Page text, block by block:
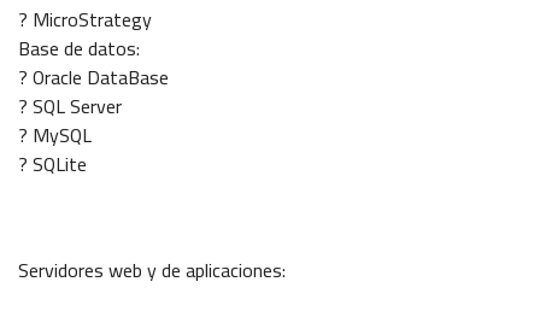
? MicroStrategy
Base de datos:
? Oracle DataBase
? SQL Server
? MySQL
? SQLite
Servidores web y de aplicaciones: